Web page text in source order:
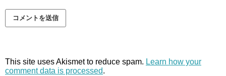
This site uses Akismet to reduce spam. Learn how your
comment data is processed.